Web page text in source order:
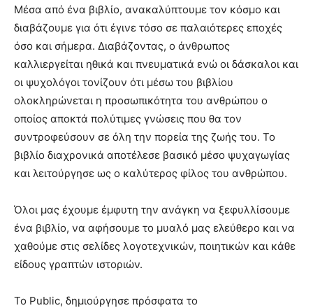
Μέσα από ένα βιβλίο, ανακαλύπτουμε τον κόσμο και
διαβάζουμε για ότι έγινε τόσο σε παλαιότερες εποχές
όσο και σήμερα. Διαβάζοντας, ο άνθρωπος
καλλιεργείται ηθικά και πνευματικά ενώ οι δάσκαλοι και
οι ψυχολόγοι τονίζουν ότι μέσω του βιβλίου
ολοκληρώνεται η προσωπικότητα του ανθρώπου ο
οποίος αποκτά πολύτιμες γνώσεις που θα τον
συντροφεύσουν σε όλη την πορεία της ζωής του. Το
βιβλίο διαχρονικά αποτέλεσε βασικό μέσο ψυχαγωγίας
και λειτούργησε ως ο καλύτερος φίλος του ανθρώπου.
Όλοι μας έχουμε έμφυτη την ανάγκη να ξεφυλλίσουμε
ένα βιβλίο, να αφήσουμε το μυαλό μας ελεύθερο και να
χαθούμε στις σελίδες λογοτεχνικών, ποιητικών και κάθε
είδους γραπτών ιστοριών.
Το Public, δημιούργησε πρόσφατα το